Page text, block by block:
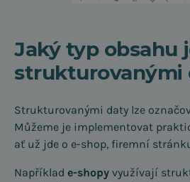
Jaký typ obsahu
strukturovanými
Strukturovanými daty lze
Můžeme je implementovat
ať už jde o e-shop, firemní
Například e-shopy využívají